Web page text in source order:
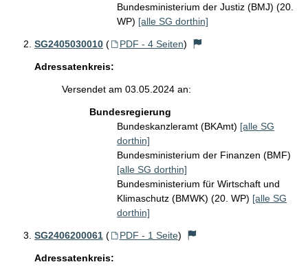
Bundesministerium der Justiz (BMJ) (20.
WP) [alle SG dorthin]
SG2405030010 ( PDF - 4 Seiten)
Adressatenkreis:
Versendet am 03.05.2024 an:
Bundesregierung
Bundeskanzleramt (BKAmt) [alle SG
dorthin]
Bundesministerium der Finanzen (BMF)
[alle SG dorthin]
Bundesministerium für Wirtschaft und
Klimaschutz (BMWK) (20. WP) [alle SG
dorthin]
SG2406200061 ( PDF - 1 Seite)
Adressatenkreis: